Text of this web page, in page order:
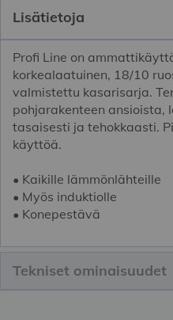
Lisätietoja
Profi Line on
korkealaatuinen, 18/10
valmistettu kasarisarja.
pohjarakenteen ansioista,
tasaisesti ja tehokkaasti.
käyttöä.
• Kaikille lämmönlähteille
• Myös induktiolle
• Konepestävä
Tekniset ominaisuudet